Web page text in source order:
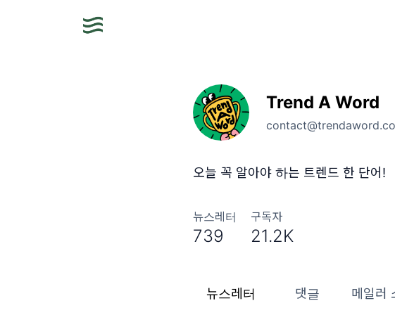
Trend A Word
오늘 꼭 알아야 하는 트렌드 한 단어!
뉴스레터
739
구독자
21.2K
뉴스레터 댓글 메일러